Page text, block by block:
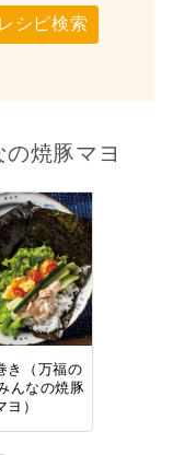
レシピ検索
焼豚マヨ
き（万福の
んなの焼豚
ヨ）